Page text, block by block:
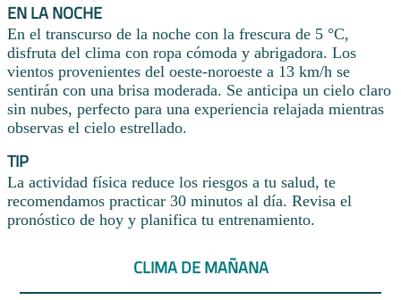
EN LA NOCHE
En el transcurso de la noche con la frescura de 5 °C,
disfruta del clima con ropa cómoda y abrigadora. Los
vientos provenientes del oeste-noroeste a 13 km/h se
sentirán con una brisa moderada. Se anticipa un cielo claro
sin nubes, perfecto para una experiencia relajada mientras
observas el cielo estrellado.
TIP
La actividad física reduce los riesgos a tu salud, te
recomendamos practicar 30 minutos al día. Revisa el
pronóstico de hoy y planifica tu entrenamiento.
CLIMA DE MAÑANA